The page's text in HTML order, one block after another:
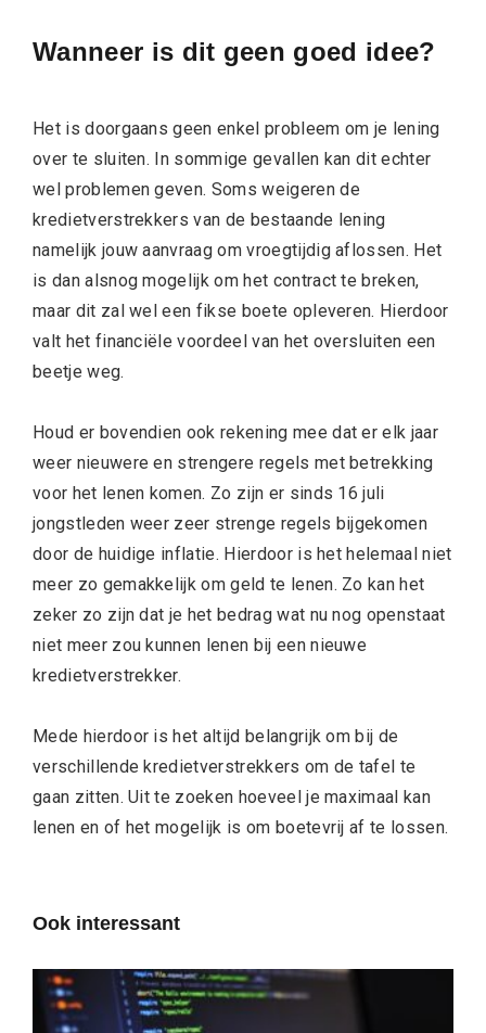
Wanneer is dit geen goed idee?
Het is doorgaans geen enkel probleem om je lening
over te sluiten. In sommige gevallen kan dit echter
wel problemen geven. Soms weigeren de
kredietverstrekkers van de bestaande lening
namelijk jouw aanvraag om vroegtijdig aflossen. Het
is dan alsnog mogelijk om het contract te breken,
maar dit zal wel een fikse boete opleveren. Hierdoor
valt het financiële voordeel van het oversluiten een
beetje weg.
Houd er bovendien ook rekening mee dat er elk jaar
weer nieuwere en strengere regels met betrekking
voor het lenen komen. Zo zijn er sinds 16 juli
jongstleden weer zeer strenge regels bijgekomen
door de huidige inflatie. Hierdoor is het helemaal niet
meer zo gemakkelijk om geld te lenen. Zo kan het
zeker zo zijn dat je het bedrag wat nu nog openstaat
niet meer zou kunnen lenen bij een nieuwe
kredietverstrekker.
Mede hierdoor is het altijd belangrijk om bij de
verschillende kredietverstrekkers om de tafel te
gaan zitten. Uit te zoeken hoeveel je maximaal kan
lenen en of het mogelijk is om boetevrij af te lossen.
Ook interessant